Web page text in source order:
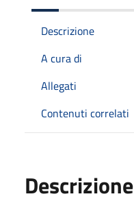
Descrizione
A cura di
Allegati
Contenuti correlati
Descrizione